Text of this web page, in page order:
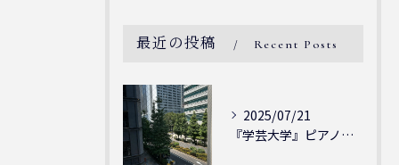
最近の投稿 Recent Posts
2025/07/21
『学芸大学』ピアノを弾ける喜び - シェリー・アーツ音楽教室...